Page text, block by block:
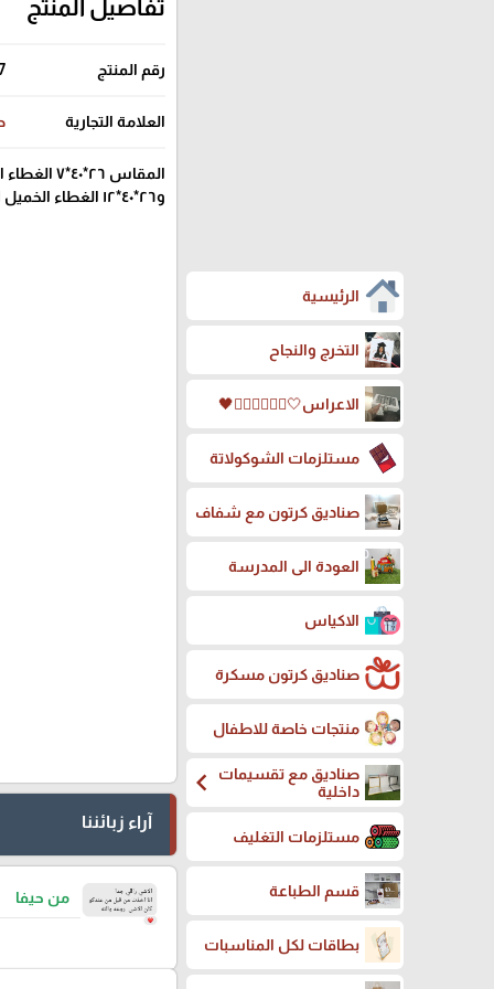
الرئيسية
التخرج والنجاح
الاعراس🤍🤵🏻‍♀️👰🏻‍♀️🖤
مستلزمات الشوكولاتة
صناديق كرتون مع شفاف
العودة الى المدرسة
الاكياس
صناديق كرتون مسكرة
منتجات خاصة للاطفال
صناديق مع تقسيمات
داخلية
chevron_left
مستلزمات التغليف
قسم الطباعة
بطاقات لكل المناسبات
تفاصيل المنتج
رقم المنتج
العلامة التجارية
المقاس ٢٦*٤٠*٧ الغطاء الخفيف المنخفض
و٢٦*٤٠*١٢ الغطاء الخميل المرتفع
آراء زبائننا
من حيفا